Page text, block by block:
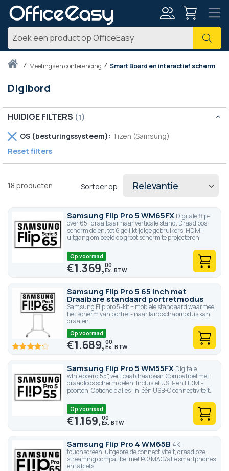
Zoek
Thuismeetings en conferencing Smart Board en interactief scherm
Digibord
18 producten Sorteer op
Samsung Flip Pro 5 WM65FX Digitale flip-
over 65" draaibaar naar verticale stand. Draadloos
scherm delen, tot 6 gelijktijdige gebruikers. HDMI-
uitgang om beeld op groot scherm te projecteren.
Op voorraad
€1.369,00
Samsung Flip Pro 5 65 inch met
Draaibare standaard portretmodus
Samsung Flip pro 5-kit + mobiele standaard waarmee
het scherm van portret- naar landschapmodus kan
draaien.
83.4 100
Op voorraad
€1.689,00
Samsung Flip Pro 5 WM55FX Digitale
whiteboard 55", verticaal draaibaar. Compatibel met
draadloos scherm delen. Inclusief USB- en HDMI-
poorten. Optionele alles-in-één USB-C connectiviteit.
Op voorraad
€1.169,00
Samsung Flip Pro 4 WM65B 4K-
touchscreen, uitgebreide connectiviteit, draadloze
streaming compatibel met PC/MAC/alle smartphones
en tablets
HUIDIGE FILTERS
OS (besturingssysteem) Tizen (Samsung)
Verwijder
dit
artikel
Reset filters